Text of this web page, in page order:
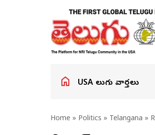
USA తెలుగు వార్తలు
Home » Politics » Telangana »